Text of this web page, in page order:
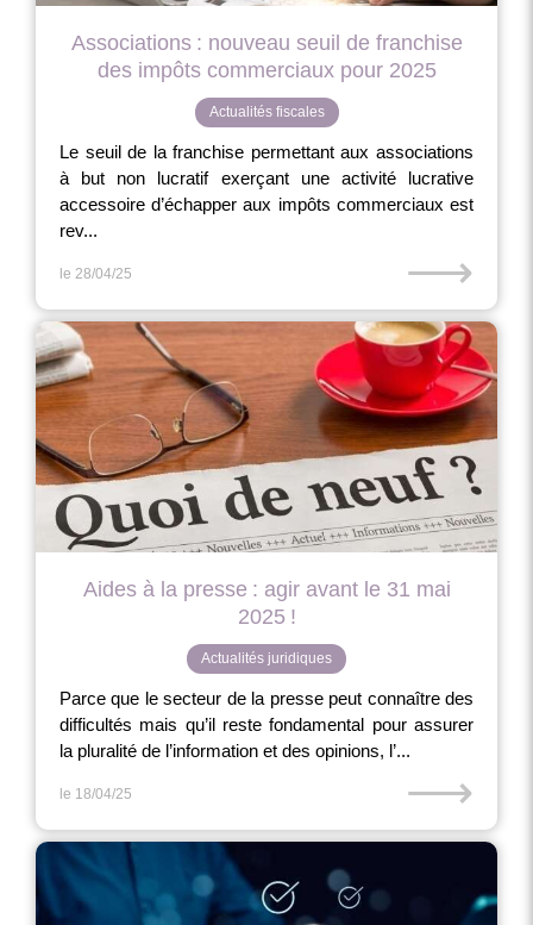
Associations : nouveau seuil de franchise
des impôts commerciaux pour 2025
Actualités fiscales
Le seuil de la franchise permettant aux associations
à but non lucratif exerçant une activité lucrative
accessoire d’échapper aux impôts commerciaux est
rev...
le 28/04/25 ⟶
Aides à la presse : agir avant le 31 mai
2025 !
Actualités juridiques
Parce que le secteur de la presse peut connaître des
difficultés mais qu’il reste fondamental pour assurer
la pluralité de l’information et des opinions, l’...
le 18/04/25 ⟶